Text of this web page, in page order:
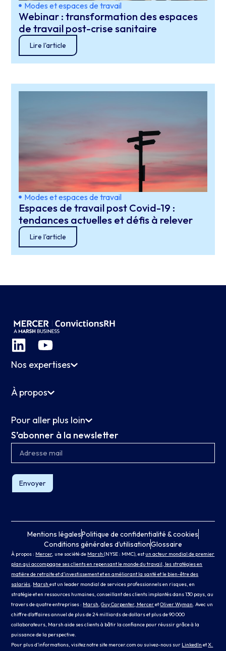
Modes et espaces de travail
Webinar : transformation des espaces
de travail post-crise sanitaire
Lire l'article
Modes et espaces de travail
Espaces de travail post Covid-19 :
tendances actuelles et défis à relever
Lire l'article
Nos expertises
À propos
Pour aller plus loin
S’abonner à la newsletter
Envoyer
Mentions légalesPolitique de confidentialité & cookies
Conditions générales d’utilisationGlossaire
À propos : Mercer, une société de Marsh(NYSE : MMC), estun acteur mondial de premier
plan qui accompagne ses clients en repensant le monde du travail, les stratégies en
matière de retraite et d’investissement et en améliorant la santé et le bien-être des
salariés. Marshest un leader mondial de services professionnels en risques, en
stratégie et en ressources humaines, conseillant des clients implantés dans 130 pays, au
travers de quatre entreprises : Marsh,Guy Carpenter, MerceretOliver Wyman. Avec un
chiffre d’affaires annuel de plus de 24 milliards de dollars et plus de 90 000
collaborateurs, Marsh aide ses clients à bâtir la confiance pour réussir grâce à la
puissance de la perspective.
Pour plus d’informations, visitez notre site mercer.com ou suivez-nous sur LinkedIn etX.